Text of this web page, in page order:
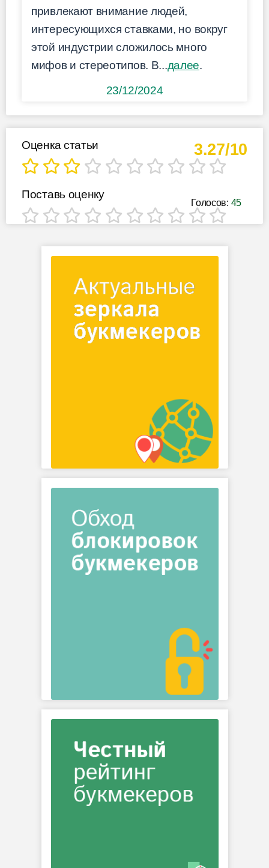
привлекают внимание людей,
интересующихся ставками, но вокруг
этой индустрии сложилось много
мифов и стереотипов. В...далее.
23/12/2024
3.27/10
Оценка статьи
Голосов: 45
Поставь оценку